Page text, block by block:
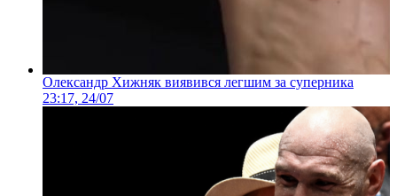
Олександр Хижняк виявився легшим за суперника
23:17, 24/07